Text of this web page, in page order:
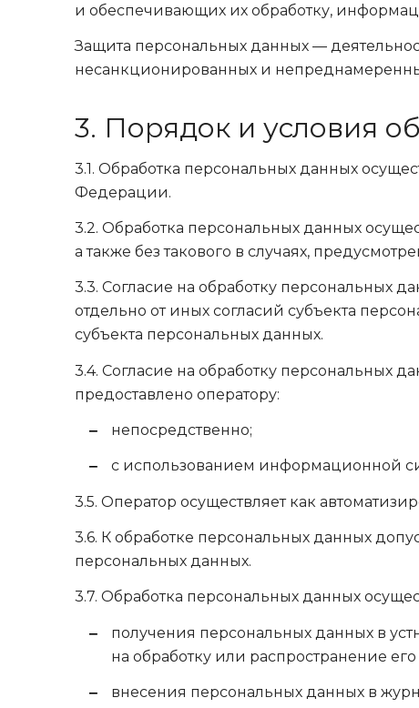
и обеспечивающих их обработку,
Защита персональных данных —
несанкционированных и
3. Порядок и условия
3.1. Обработка персональных данных
Федерации.
3.2. Обработка персональных данных
а также без такового в случаях,
3.3. Согласие на обработку персональных
отдельно от иных согласий субъекта
субъекта персональных данных.
3.4. Согласие на обработку персональных
предоставлено оператору:
непосредственно;
с использованием информационной
3.5. Оператор осуществляет как
3.6. К обработке персональных данных
персональных данных.
3.7. Обработка персональных данных
получения персональных данных в
на обработку или распространение
внесения персональных данных в